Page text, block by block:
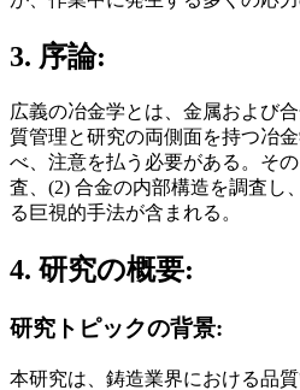
3. 序論:
広義の冶金学とは、金属および
質管理と研究の両側面を持つ冶
べ、注意を払う必要がある。そ
査、(2) 合金の内部構造を調査し
る巨視的手法が含まれる。
4. 研究の概要:
研究トピックの背景:
本研究は、鋳造業界における品